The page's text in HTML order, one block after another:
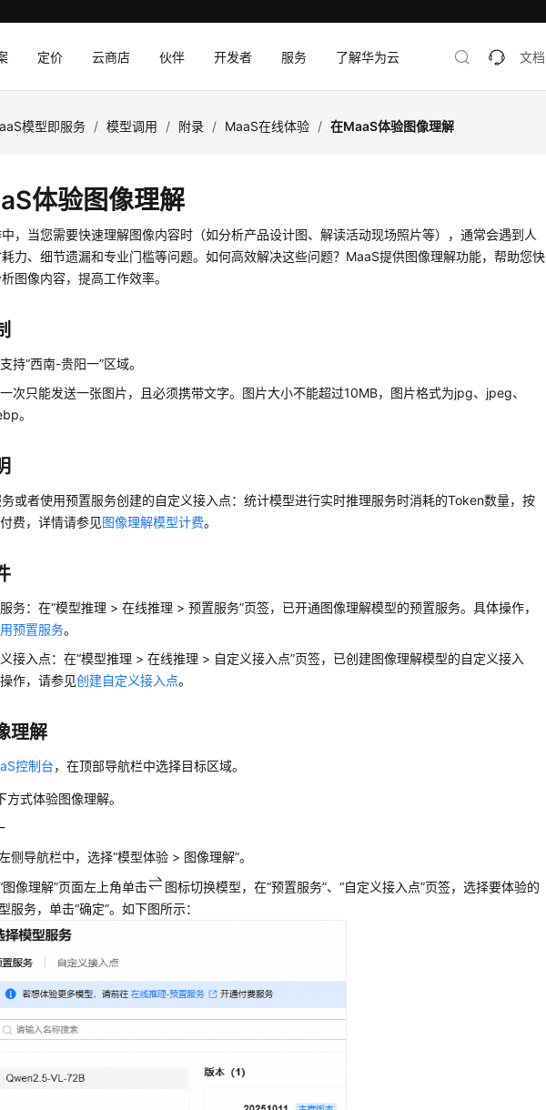
定价 云商店 伙伴 开发者 服务 了解华为云 文档
模型即服务 / 模型调用 / 附录 / MaaS在线体验 / 在MaaS体验图像理解
体验图像理解
，当您需要快速理解图像内容时（如分析产品设计图、解读活动现场照片等），通常会遇到人
力、细节遗漏和专业门槛等问题。如何高效解决这些问题？MaaS提供图像理解功能，帮助您快
图像内容，提高工作效率。
持“西南-贵阳一”区域。
次只能发送一张图片，且必须携带文字。图片大小不能超过10MB，图片格式为jpg、jpeg、
。
或者使用预置服务创建的自定义接入点：统计模型进行实时推理服务时消耗的Token数量，按
费，详情请参见图像理解模型计费。
务：在“模型推理 > 在线推理 > 预置服务”页签，已开通图像理解模型的预置服务。具体操作，
预置服务。
接入点：在“模型推理 > 在线推理 > 自定义接入点”页签，已创建图像理解模型的自定义接入
作，请参见创建自定义接入点。
理解
控制台，在顶部导航栏中选择目标区域。
方式体验图像理解。
侧导航栏中，选择“模型体验 > 图像理解”。
图像理解”页面左上角单击 图标切换模型，在“预置服务”、“自定义接入点”页签，选择要体验的
服务，单击“确定”。如下图所示：